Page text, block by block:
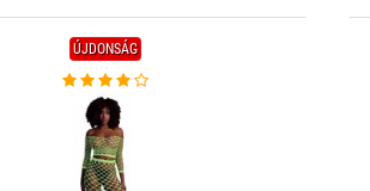
ÚJDONSÁG